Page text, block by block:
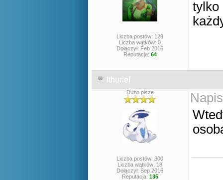
Liczba postów: 129
Liczba wątków: 0
Dołączył: Feb 2016
Reputacja: 64
tylko
Ithuriel
Dużo pisze
Liczba postów: 300
Liczba wątków: 18
Dołączył: Sep 2016
Reputacja: 135